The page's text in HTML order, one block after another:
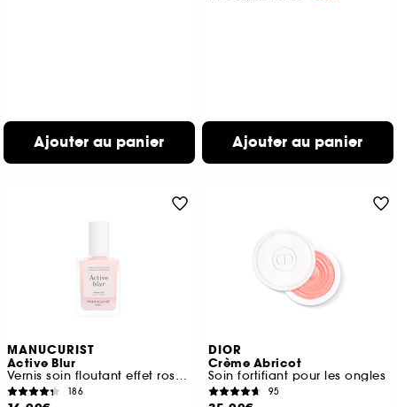
Ajouter au panier Ajouter au panier
MANUCURIST
Active Blur
Vernis soin floutant effet rose mat
186
DIOR
Crème Abricot
Soin fortifiant pour les ongles
95